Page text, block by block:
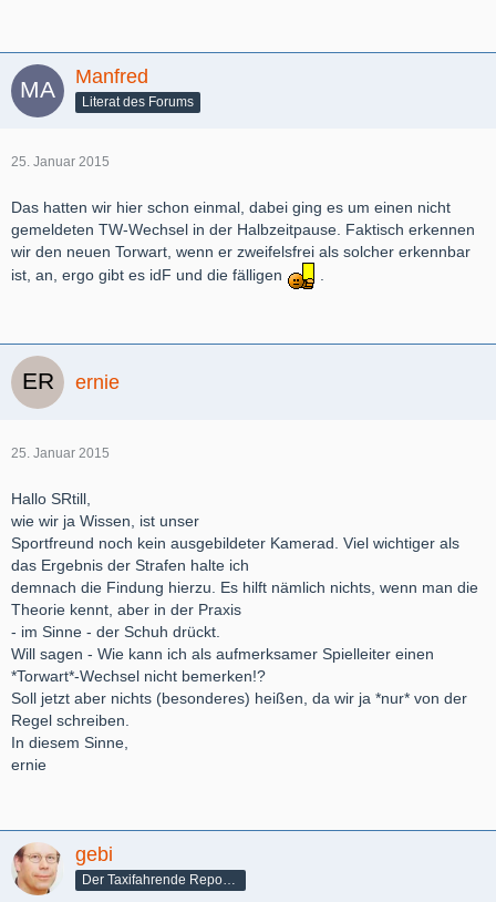
Manfred
Literat des Forums
25. Januar 2015
Das hatten wir hier schon einmal, dabei ging es um einen nicht
gemeldeten TW-Wechsel in der Halbzeitpause. Faktisch erkennen
wir den neuen Torwart, wenn er zweifelsfrei als solcher erkennbar
ist, an, ergo gibt es idF und die fälligen
ernie
25. Januar 2015
Hallo SRtill,
wie wir ja Wissen, ist unser
Sportfreund noch kein ausgebildeter Kamerad. Viel wichtiger als
das Ergebnis der Strafen halte ich
demnach die Findung hierzu. Es hilft nämlich nichts, wenn man die
Theorie kennt, aber in der Praxis
- im Sinne - der Schuh drückt.
Will sagen - Wie kann ich als aufmerksamer Spielleiter einen
*Torwart*-Wechsel nicht bemerken!?
Soll jetzt aber nichts (besonderes) heißen, da wir ja *nur* von der
Regel schreiben.
In diesem Sinne,
ernie
gebi